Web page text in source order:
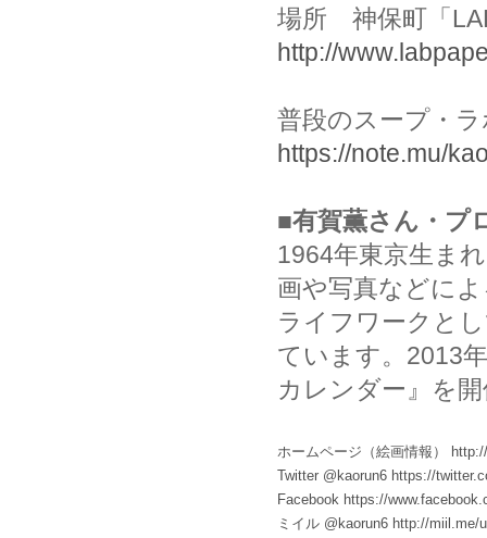
場所 神保町「
http://
普段のスープ・
https://note.mu/
■有賀薫さん・プ
1964年東京生ま
画や写真などに
ライフワークと
ています。2013
カレンダー』を
ホームページ（絵画情報）
Twitter @kaorun6 https://
Facebook https://
ミイル @kaorun6 http://miil.me/